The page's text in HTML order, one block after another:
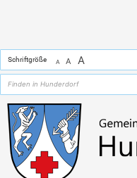
Schriftgröße A A A